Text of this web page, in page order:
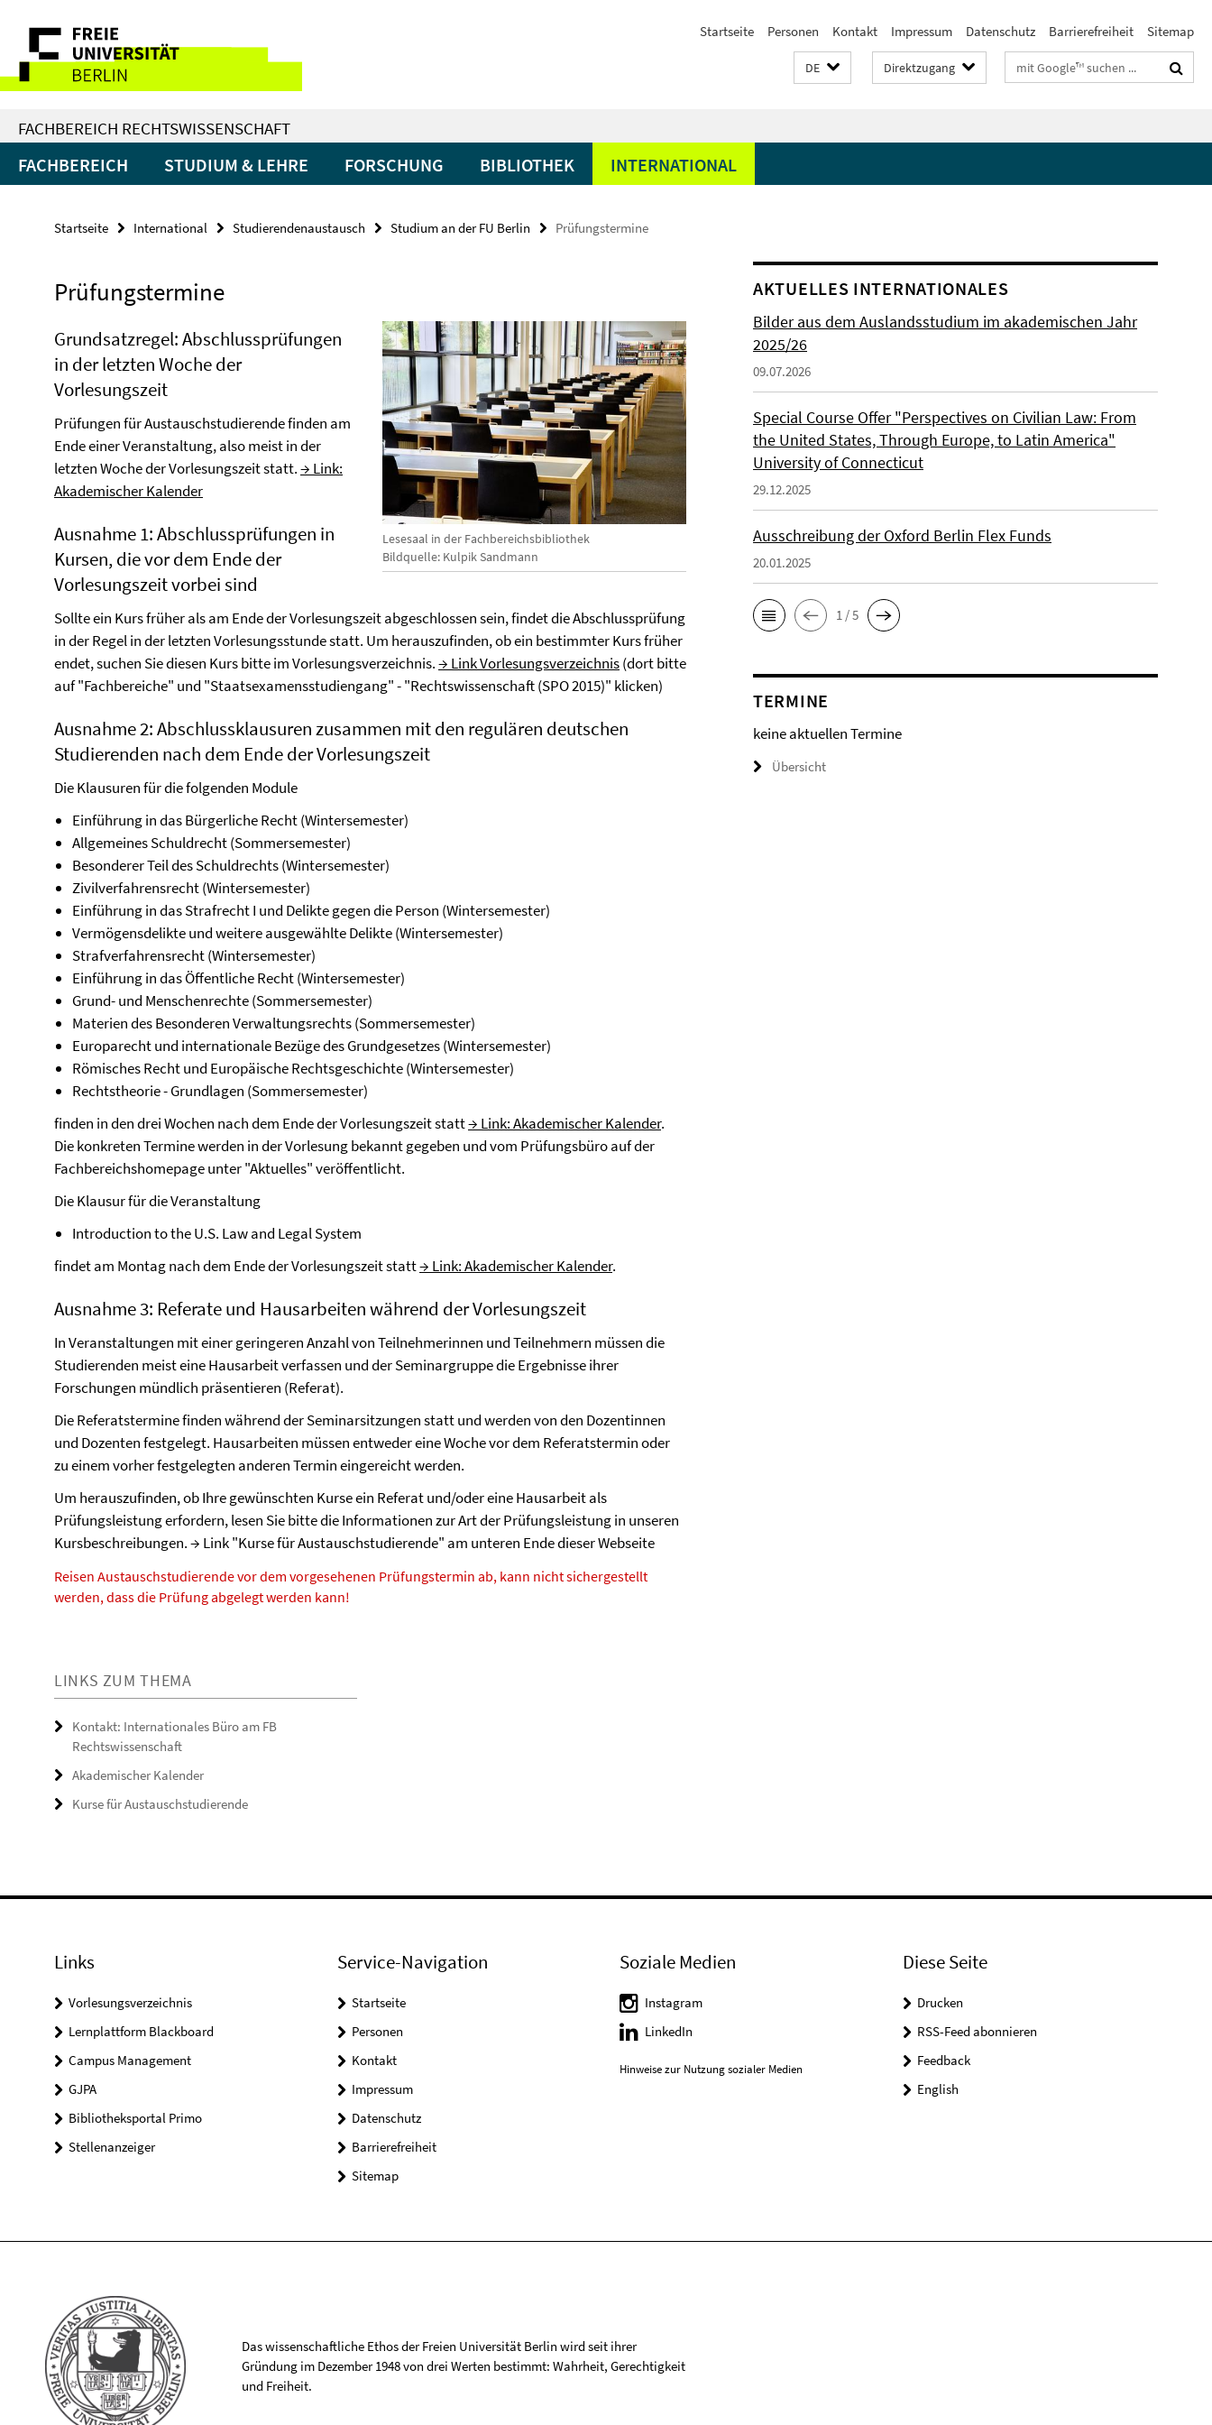
direkt
Inhalt
Service-
Navigation
Startseite Personen Kontakt Impressum Datenschutz Barrierefreiheit Sitemap
DE Direktzugang Suchbegriffe
FACHBEREICH RECHTSWISSENSCHAFT
FACHBEREICH STUDIUM & LEHRE FORSCHUNG BIBLIOTHEK INTERNATIONAL
Startseite International Studierendenaustausch Studium an der FU Berlin Prüfungstermine
Prüfungstermine
Lesesaal in der Fachbereichsbibliothek
Bildquelle: Kulpik Sandmann
Grundsatzregel: Abschlussprüfungen
in der letzten Woche der
Vorlesungszeit
Prüfungen für Austauschstudierende finden am
Ende einer Veranstaltung, also meist in der
letzten Woche der Vorlesungszeit statt.→ Link:
Akademischer Kalender
Ausnahme 1: Abschlussprüfungen in
Kursen, die vor dem Ende der
Vorlesungszeit vorbei sind
Sollte ein Kurs früher als am Ende der Vorlesungszeit abgeschlossen sein, findet die Abschlussprüfung
in der Regel in der letzten Vorlesungsstunde statt. Um herauszufinden, ob ein bestimmter Kurs früher
endet, suchen Sie diesen Kurs bitte im Vorlesungsverzeichnis.→ Link Vorlesungsverzeichnis(dort bitte
auf "Fachbereiche" und "Staatsexamensstudiengang" - "Rechtswissenschaft (SPO 2015)" klicken)
Ausnahme 2: Abschlussklausuren zusammen mit den regulären deutschen
Studierenden nach dem Ende der Vorlesungszeit
Die Klausuren für die folgenden Module
Einführung in das Bürgerliche Recht (Wintersemester)
Allgemeines Schuldrecht (Sommersemester)
Besonderer Teil des Schuldrechts (Wintersemester)
Zivilverfahrensrecht (Wintersemester)
Einführung in das Strafrecht I und Delikte gegen die Person (Wintersemester)
Vermögensdelikte und weitere ausgewählte Delikte (Wintersemester)
Strafverfahrensrecht (Wintersemester)
Einführung in das Öffentliche Recht (Wintersemester)
Grund- und Menschenrechte (Sommersemester)
Materien des Besonderen Verwaltungsrechts (Sommersemester)
Europarecht und internationale Bezüge des Grundgesetzes (Wintersemester)
Römisches Recht und Europäische Rechtsgeschichte (Wintersemester)
Rechtstheorie - Grundlagen (Sommersemester)
finden in den drei Wochen nach dem Ende der Vorlesungszeit statt→ Link: Akademischer Kalender.
Die konkreten Termine werden in der Vorlesung bekannt gegeben und vom Prüfungsbüro auf der
Fachbereichshomepage unter "Aktuelles" veröffentlicht.
Die Klausur für die Veranstaltung
Introduction to the U.S. Law and Legal System
findet am Montag nach dem Ende der Vorlesungszeit statt→ Link: Akademischer Kalender.
Ausnahme 3: Referate und Hausarbeiten während der Vorlesungszeit
In Veranstaltungen mit einer geringeren Anzahl von Teilnehmerinnen und Teilnehmern müssen die
Studierenden meist eine Hausarbeit verfassen und der Seminargruppe die Ergebnisse ihrer
Forschungen mündlich präsentieren (Referat).
Die Referatstermine finden während der Seminarsitzungen statt und werden von den Dozentinnen
und Dozenten festgelegt. Hausarbeiten müssen entweder eine Woche vor dem Referatstermin oder
zu einem vorher festgelegten anderen Termin eingereicht werden.
Um herauszufinden, ob Ihre gewünschten Kurse ein Referat und/oder eine Hausarbeit als
Prüfungsleistung erfordern, lesen Sie bitte die Informationen zur Art der Prüfungsleistung in unseren
Kursbeschreibungen. → Link "Kurse für Austauschstudierende" am unteren Ende dieser Webseite
Reisen Austauschstudierende vor dem vorgesehenen Prüfungstermin ab, kann nicht sichergestellt
werden, dass die Prüfung abgelegt werden kann!
LINKS ZUM THEMA
Kontakt: Internationales Büro am FB
Rechtswissenschaft
Akademischer Kalender
Kurse für Austauschstudierende
AKTUELLES INTERNATIONALES
Bilder aus dem Auslandsstudium im akademischen Jahr
2025/26
09.07.2026
Special Course Offer "Perspectives on Civilian Law: From
the United States, Through Europe, to Latin America"
University of Connecticut
29.12.2025
Ausschreibung der Oxford Berlin Flex Funds
20.01.2025
1 / 5
TERMINE
keine aktuellen Termine
Übersicht
Links
Vorlesungsverzeichnis
Lernplattform Blackboard
Campus Management
GJPA
Bibliotheksportal Primo
Stellenanzeiger
Service-Navigation
Startseite
Personen
Kontakt
Impressum
Datenschutz
Barrierefreiheit
Sitemap
Soziale Medien
Instagram
LinkedIn
Hinweise zur Nutzung sozialer Medien
Diese Seite
Drucken
RSS-Feed abonnieren
Feedback
English
Das wissenschaftliche Ethos der Freien Universität Berlin wird seit ihrer
Gründung im Dezember 1948 von drei Werten bestimmt: Wahrheit, Gerechtigkeit
und Freiheit.